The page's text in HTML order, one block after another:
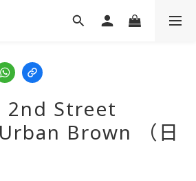
2nd Street
Brown （日